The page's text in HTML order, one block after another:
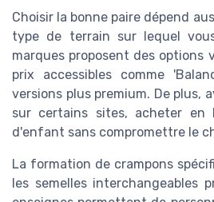
Choisir la bonne paire dépend
type de terrain sur lequel
marques proposent des options
prix accessibles comme
versions plus premium. De plus,
sur certains sites, acheter
d'enfant sans compromettre le
La formation de crampons
les semelles interchangeables